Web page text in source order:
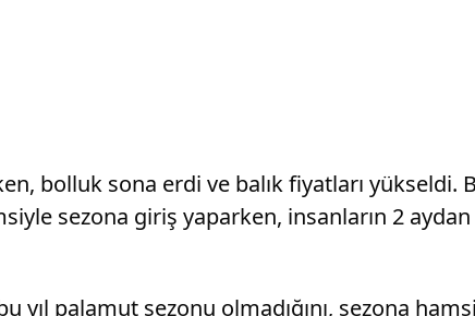
bolluk sona erdi ve balık fiyatları yükseldi.
sezona giriş yaparken, insanların 2
palamut sezonu olmadığını, sezona